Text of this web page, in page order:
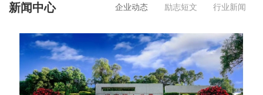
新闻中心 企业动态 励志短文 行业新闻